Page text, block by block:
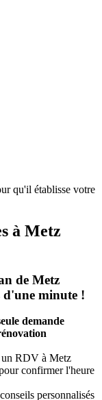
qu'il établisse votre
à Metz
de Metz
d'une minute !
demande
un RDV à Metz
confirmer l'heure
personnalisés